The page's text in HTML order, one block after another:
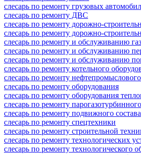
слесарь по ремонту грузовых
слесарь по ремонту ДВС
слесарь по ремонту дорожно-
слесарь по ремонту дорожно-
слесарь по ремонту и обслуживанию
слесарь по ремонту и обслуживанию
слесарь по ремонту и обслуживанию
слесарь по ремонту котельного
слесарь по ремонту
слесарь по ремонту оборудования
слесарь по ремонту оборудования
слесарь по ремонту
слесарь по ремонту подвижного состава
слесарь по ремонту спецтехники
слесарь по ремонту строительной
слесарь по ремонту технологических
слесарь по ремонту технологического